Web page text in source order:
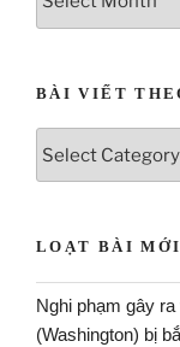
BÀI VIẾT
LOẠT BÀI
Nghi phạm gây
(Washington) bị